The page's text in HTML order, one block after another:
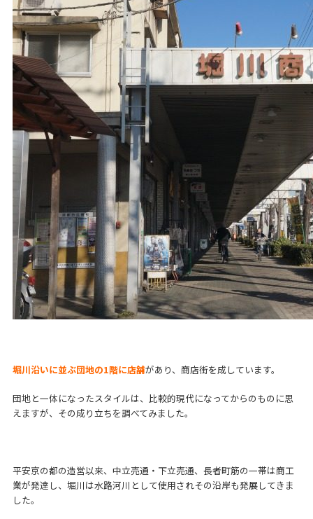
堀川沿いに並ぶ団地の1階に店舗があり、商店街を成しています。
団地と一体になったスタイルは、比較的現代になってからのものに思
えますが、その成り立ちを調べてみました。
平安京の都の造営以来、中立売通・下立売通、長者町筋の一帯は商工
業が発達し、堀川は水路河川として使用されその沿岸も発展してきま
した。